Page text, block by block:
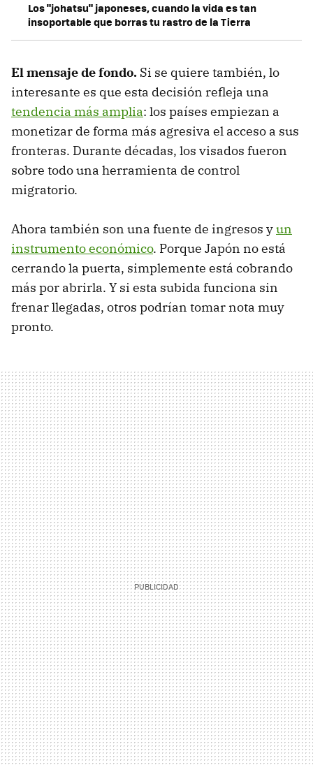
Los "johatsu" japoneses, cuando la vida es tan
insoportable que borras tu rastro de la Tierra
El mensaje de fondo. Si se quiere también, lo
interesante es que esta decisión refleja una
tendencia más amplia: los países empiezan a
monetizar de forma más agresiva el acceso a sus
fronteras. Durante décadas, los visados fueron
sobre todo una herramienta de control
migratorio.
Ahora también son una fuente de ingresos yun
instrumento económico. Porque Japón no está
cerrando la puerta, simplemente está cobrando
más por abrirla. Y si esta subida funciona sin
frenar llegadas, otros podrían tomar nota muy
pronto.